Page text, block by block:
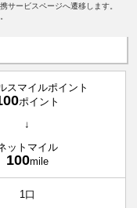
サービスページへ遷移します。
スマイルポイント
ポイント
↓
ットマイル
100mile
1口